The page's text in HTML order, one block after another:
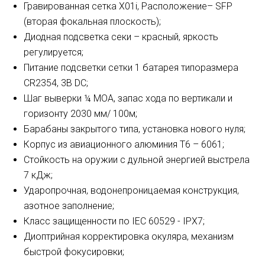
Гравированная сетка X01i, Расположение– SFP
(вторая фокальная плоскость);
Диодная подсветка секи – красный, яркость
регулируется;
Питание подсветки сетки 1 батарея типоразмера
CR2354, 3В DC;
Шаг выверки ¼ MОА, запас хода по вертикали и
горизонту 2030 мм/ 100м;
Барабаны закрытого типа, установка нового нуля;
Корпус из авиационного алюминия Т6 – 6061;
Стойкость на оружии с дульной энергией выстрела
7 кДж;
Ударопрочная, водонепроницаемая конструкция,
азотное заполнение;
Класс защищенности по IEC 60529 - IPX7;
Диоптрийная корректировка окуляра, механизм
быстрой фокусировки;